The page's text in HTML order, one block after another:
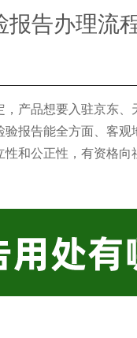
报告办理流
产品想要入驻京东
报告能全方面、客
和公正性，有资格